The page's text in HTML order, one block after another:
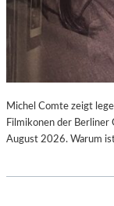
Michel Comte zeigt
Filmikonen der Berliner
August 2026. Warum